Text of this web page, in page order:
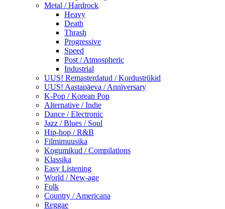
Metal / Hardrock
Heavy
Death
Thrash
Progressive
Speed
Post / Atmospheric
Industrial
UUS! Remasterdatud / Kordustrükid
UUS! Aastapäeva / Anniversary
K-Pop / Korean Pop
Alternative / Indie
Dance / Electronic
Jazz / Blues / Soul
Hip-hop / R&B
Filmimuusika
Kogumikud / Compilations
Klassika
Easy Listening
World / New-age
Folk
Country / Americana
Reggae